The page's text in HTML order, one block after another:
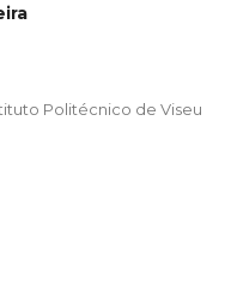
Politécnico de Viseu